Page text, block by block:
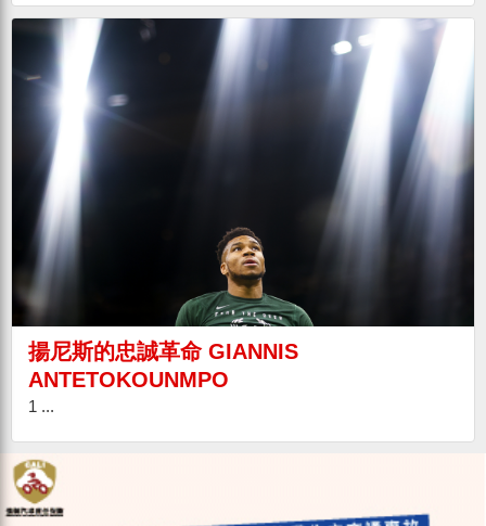
揚尼斯的忠誠革命 GIANNIS
ANTETOKOUNMPO
1 ...